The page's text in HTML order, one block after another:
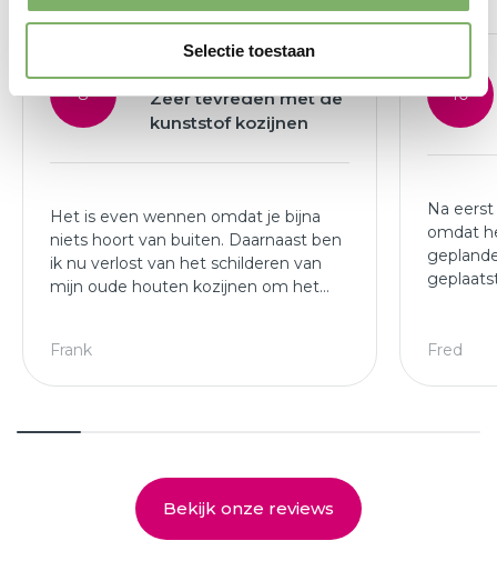
Selectie toestaan
8
Zeer tevreden met de
kunststof kozijnen
Het is even wennen omdat je bijna
niets hoort van buiten. Daarnaast ben
ik nu verlost van het schilderen van
mijn oude houten kozijnen om het
deuren hebben geplaatst.
Frank
10
Na
omdat
Fred
Bekijk onze reviews